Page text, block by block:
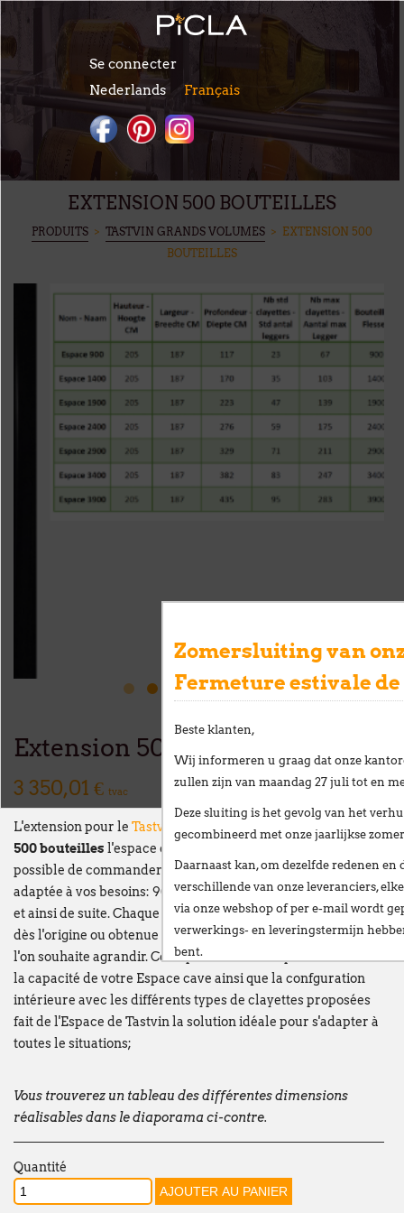
Se connecter
Nederlands
Français
EXTENSION 500 BOUTEILLES
VOUS ÊTES ICI
PRODUITS > TASTVIN GRANDS VOLUMES > EXTENSION 500
BOUTEILLES
Extension 500 bouteilles
3 350,01 € tvac
L'extension pour le Tastvin Espace 900
augmente de
500 bouteilles l'espace de stockage. C'est aini qu'il est
possible de commander un Espace avec la capacité la mieux
adaptée à vos besoins: 900, 1400, 1900, 2400, 2900 bouteilles
et ainsi de suite. Chaque configuration peut être commandée
dès l'origine ou obtenue au départ d'un Espace existant que
l'on souhaite agrandir. Cette possibilité d'adapter la taille et
la capacité de votre Espace cave ainsi que la confguration
intérieure avec les différents types de clayettes proposées
fait de l'Espace de Tastvin la solution idéale pour s'adapter à
toutes le situations;
Vous trouverez un tableau des différentes dimensions
réalisables dans le diaporama ci-contre.
Quantité
Zomersluiting van
Fermeture estivale
Beste klanten,
Wij informeren u graag dat onze
zullen zijn vanmaandag 27 juli tot en
Deze sluiting is het gevolg van het
gecombineerd met onzejaarlijkse
Daarnaast kan, om dezelfde redenen
verschillende van onze leveranciers,
via onze webshop of per e-mailwordt
verwerkings- en leveringstermijn
bent.
Wij stellen alles in het werk om deze
te beperken en danken u oprecht voor
Broekweg 12W
1601 Sint-Pieters-Leeuw
François Dubaere en Géraldine Dubaere